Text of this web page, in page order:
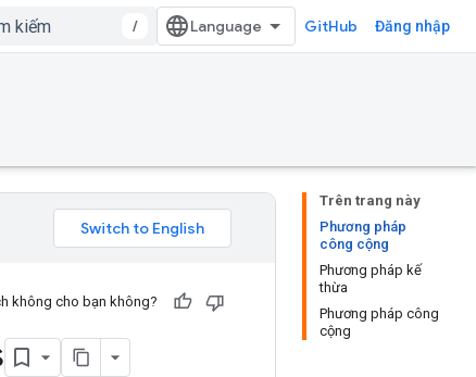
/ GitHub Đăng nhập
Trên trang này
Phương pháp
công cộng
Phương pháp kế
thừa
Phương pháp công
cộng
không cho bạn không?